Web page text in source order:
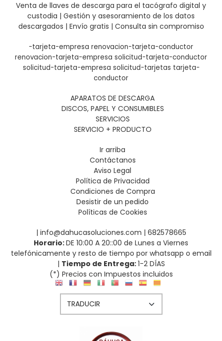
Venta de llaves de descarga para el tacógrafo digital y
custodia | Gestión y asesoramiento de los datos
descargados | Envío gratis | Consulta sin compromiso
-tarjeta-empresa renovacion-tarjeta-conductor
renovacion-tarjeta-empresa solicitud-tarjeta-conductor
solicitud-tarjeta-empresa solicitud-tarjetas tarjeta-
conductor
APARATOS DE DESCARGA
DISCOS, PAPEL Y CONSUMIBLES
SERVICIOS
SERVICIO + PRODUCTO
Ir arriba
Contáctanos
Aviso Legal
Política de Privacidad
Condiciones de Compra
Desistir de un pedido
Políticas de Cookies
| info@dahucasoluciones.com | 682578665
Horario:DE 10:00 A 20::00 de Lunes a Viernes
telefónicamente y resto de tiempo por whatsapp o email
| Tiempo de Entrega:1-2 DÍAS
(*) Precios con Impuestos incluidos